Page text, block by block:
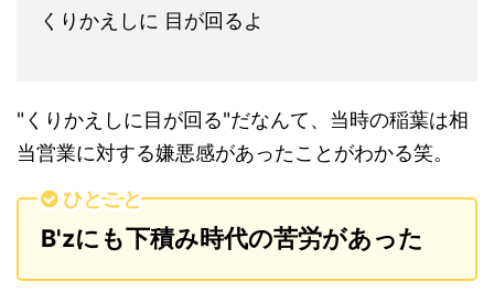
くりかえしに 目が回るよ
"くりかえしに目が回る"だなんて、当時の稲葉は相
当営業に対する嫌悪感があったことがわかる笑。
ひとこと
B'zにも下積み時代の苦労があった